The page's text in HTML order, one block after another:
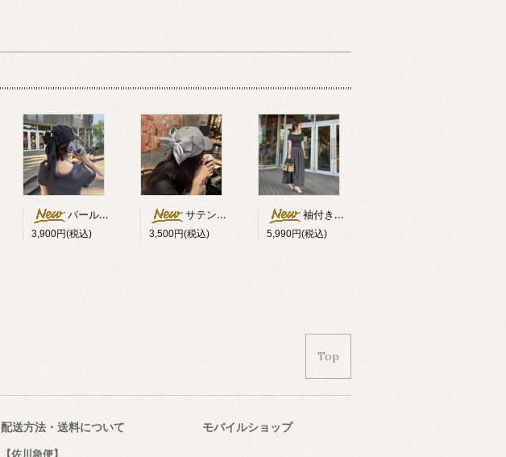
パール×リボン付キャップ
3,900円(税込)
サテンダブルリボン付キャップ
3,500円(税込)
袖付きオフショルダー異素材切替ワンピース
5,990円(税込)
Top
配送方法・送料について
【佐川急便】
モバイルショップ